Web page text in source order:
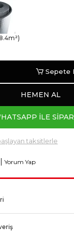
Sepete
HEMEN AL
İLE
taksitlerle
Yorum Yap